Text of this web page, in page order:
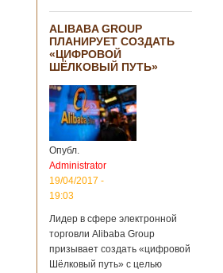
ALIBABA GROUP
ПЛАНИРУЕТ СОЗДАТЬ
«ЦИФРОВОЙ
ШЁЛКОВЫЙ ПУТЬ»
Опубл.
Administrator
19/04/2017 -
19:03
Лидер в сфере электронной
торговли Alibaba Group
призывает создать «цифровой
Шёлковый путь» с целью